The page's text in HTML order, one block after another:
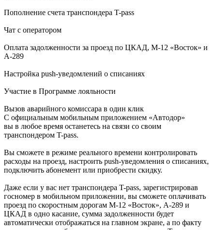
Пополнение счета транспондера T-pass
Чат с оператором
Оплата задолженности за проезд по ЦКАД, М-12 «Восток» и
А-289
Настройка push-уведомлений о списаниях
Участие в Программе лояльности
Вызов аварийного комиссара в один клик
С официальным мобильным приложением «Автодор»
вы в любое время останетесь на связи со своим
транспондером T-pass.
Вы сможете в режиме реального времени контролировать
расходы на проезд, настроить push-уведомления о списаниях,
подключить абонемент или приобрести скидку.
Даже если у вас нет транспондера T-pass, зарегистрировав
госномер в мобильном приложении, вы сможете оплачивать
проезд по скоростным дорогам М-12 «Восток», А-289 и
ЦКАД в одно касание, сумма задолженности будет
автоматически отображаться на главном экране, а по факту